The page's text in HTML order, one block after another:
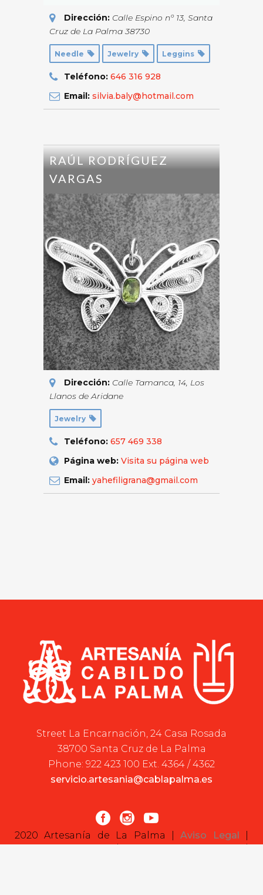
Dirección: Calle Espino nº 13 Santa
Cruz de La Palma 38730
Needle Jewelry Leggins
Teléfono: 646 316 928
Email: silvia.baly@hotmail.com
RAÚL RODRÍGUEZ
VARGAS
Dirección: Calle Tamanca, 14 Los
Llanos de Aridane
Jewelry
Teléfono: 657 469 338
Página web: Visita su página web
Email: yahefiligrana@gmail.com
Street La Encarnación, 24 Casa Rosada
38700 Santa Cruz de La Palma
Phone: 922 423 100 Ext. 4364 / 4362
servicio.artesania@cablapalma.es
2020 Artesanía de La Palma |Aviso Legal
Política de cookies|Declaración de cookies|